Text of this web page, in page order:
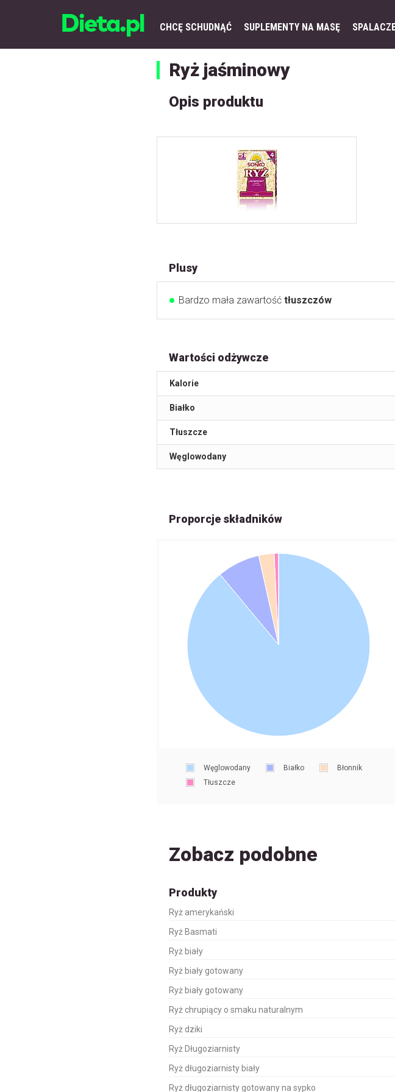
CHCĘ SCHUDNĄĆ SUPLEMENTY NA MASĘ
Ryż jaśminowy
Opis produktu
Plusy
Bardzo mała zawartość tłuszczów
Wartości odżywcze
Kalorie
Białko
Tłuszcze
Węglowodany
Proporcje składników
Węglowodany Białko
Błonnik
Tłuszcze
Zobacz podobne
Produkty
Ryż amerykański
Ryż Basmati
Ryż biały
Ryż biały gotowany
Ryż biały gotowany
Ryż chrupiący o smaku naturalnym
Ryż dziki
Ryż Długoziarnisty
Ryż długoziarnisty biały
Ryż długoziarnisty gotowany na sypko